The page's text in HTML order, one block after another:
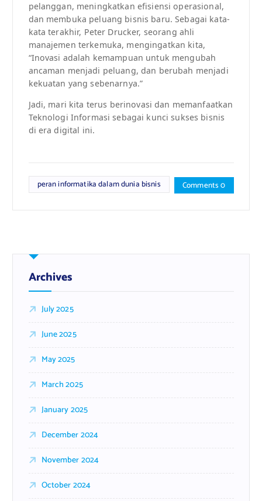
pelanggan, meningkatkan efisiensi operasional,
dan membuka peluang bisnis baru. Sebagai kata-
kata terakhir, Peter Drucker, seorang ahli
manajemen terkemuka, mengingatkan kita,
“Inovasi adalah kemampuan untuk mengubah
ancaman menjadi peluang, dan berubah menjadi
kekuatan yang sebenarnya.”
Jadi, mari kita terus berinovasi dan memanfaatkan
Teknologi Informasi sebagai kunci sukses bisnis
di era digital ini.
peran informatika dalam dunia bisnis Comments 0
Archives
July 2025
June 2025
May 2025
March 2025
January 2025
December 2024
November 2024
October 2024